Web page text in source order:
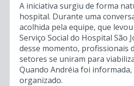
A iniciativa surgiu de forma
hospital. Durante uma
acolhida pela equipe, que
Serviço Social do Hospital São
desse momento, profissionais
setores se uniram para
Quando Andréia foi
organizado.